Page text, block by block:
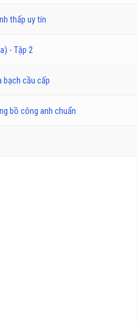
thấp uy tín
- Tập 2
bạch cầu cấp
bồ công anh chuẩn